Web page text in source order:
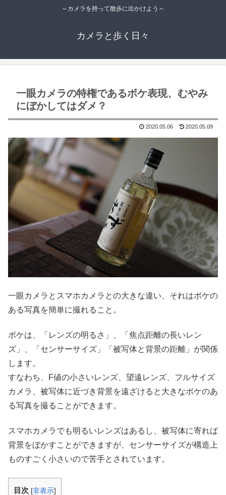
～カメラを持って散歩に出かけよう～
カメラと歩く日々
一眼カメラの特権であるボケ表現、むやみ
にぼかしてはダメ？
2020.05.06 2020.05.09
一眼カメラとスマホカメラとの大きな違い、それはボケの
ある写真を簡単に撮れること。
ボケは、「レンズの明るさ」、「焦点距離の長いレン
ズ」、「センサーサイズ」「被写体と背景の距離」が関係
します。
すなわち、F値の小さいレンズ、望遠レンズ、フルサイズ
カメラ、被写体に近づき背景を遠ざけると大きなボケのあ
る写真を撮ることができます。
スマホカメラでも明るいレンズはあるし、被写体に寄れば
背景をぼかすことができますが、センサーサイズが構造上
ものすごく小さいので苦手とされています。
目次 [非表示]